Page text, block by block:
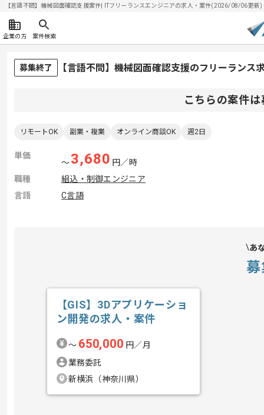
【言語不問】機械図面確認支援案件| ITフリーランスエンジニアの求人・案件(2026/08/06更新)
企業の方 案件検索
募集終了 【言語不問】機械図面確認支援のフリーランス
こちらの案件
リモートOK 副業・複業 オンライン商談OK 週2日
単価
〜3,680 円／時
職種
組込・制御エンジニア
言語
C言語
あ
【GIS】3Dアプリケーショ
ン開発の求人・案件
〜 650,000 円／月
業務委託
新横浜（神奈川県）